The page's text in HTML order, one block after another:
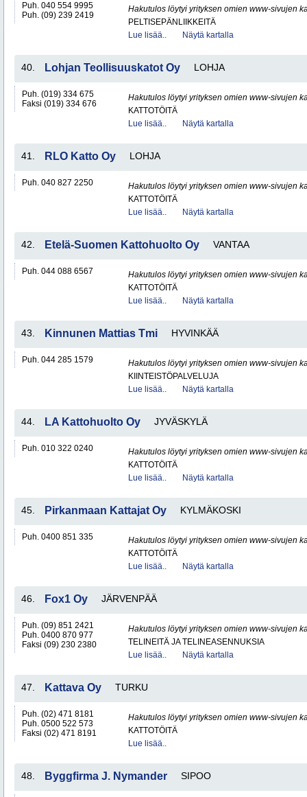
Puh. 040 554 9995
Puh. (09) 239 2419
Hakutulos löytyi yrityksen omien www-sivujen
PELTISEPÄNLIIKKEITÄ
Lue lisää..
Näytä kartalla
40. Lohjan Teollisuuskatot Oy LOHJA
Puh. (019) 334 675
Faksi (019) 334 676
Hakutulos löytyi yrityksen omien www-sivujen
KATTOTÖITÄ
Lue lisää..
Näytä kartalla
41. RLO Katto Oy LOHJA
Puh. 040 827 2250
Hakutulos löytyi yrityksen omien www-sivujen
KATTOTÖITÄ
Lue lisää..
Näytä kartalla
42. Etelä-Suomen Kattohuolto Oy VANTAA
Puh. 044 088 6567
Hakutulos löytyi yrityksen omien www-sivujen
KATTOTÖITÄ
Lue lisää..
Näytä kartalla
43. Kinnunen Mattias Tmi HYVINKÄÄ
Puh. 044 285 1579
Hakutulos löytyi yrityksen omien www-sivujen
KIINTEISTÖPALVELUJA
Lue lisää..
Näytä kartalla
44. LA Kattohuolto Oy JYVÄSKYLÄ
Puh. 010 322 0240
Hakutulos löytyi yrityksen omien www-sivujen
KATTOTÖITÄ
Lue lisää..
Näytä kartalla
45. Pirkanmaan Kattajat Oy KYLMÄKOSKI
Puh. 0400 851 335
Hakutulos löytyi yrityksen omien www-sivujen
KATTOTÖITÄ
Lue lisää..
Näytä kartalla
46. Fox1 Oy JÄRVENPÄÄ
Puh. (09) 851 2421
Puh. 0400 870 977
Faksi (09) 230 2380
Hakutulos löytyi yrityksen omien www-sivujen
TELINEITÄ JA TELINEASENNUKSIA
Lue lisää..
Näytä kartalla
47. Kattava Oy TURKU
Puh. (02) 471 8181
Puh. 0500 522 573
Faksi (02) 471 8191
Hakutulos löytyi yrityksen omien www-sivujen
KATTOTÖITÄ
Lue lisää..
48. Byggfirma J. Nymander SIPOO